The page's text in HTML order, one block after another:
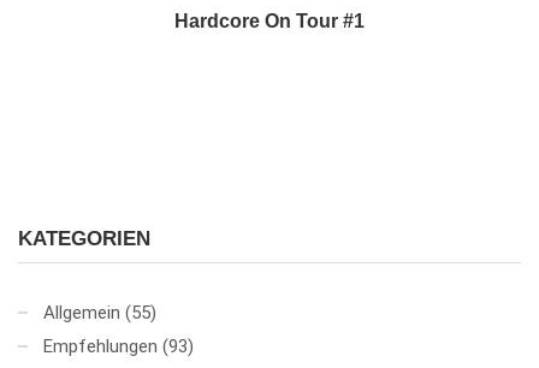
Hardcore On Tour #1
KATEGORIEN
Allgemein (55)
Empfehlungen (93)